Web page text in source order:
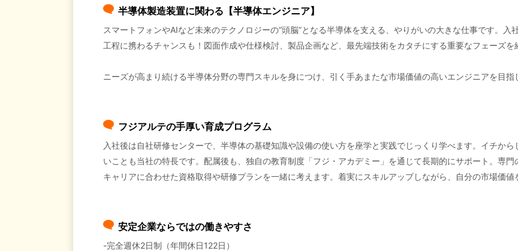
半導体製造装置に関わる【半導体エンジニア】
スマートフォンやAIなど未来のテクノロジーの“頭脳”となる半導体を支える、やりがいの大きな仕事です。
工程に携わるチャンスも！図面作成や仕様検討、製品企画など、最先端技術をカタチにする重要なフェーズを
ニーズが高まり続ける半導体分野の専門スキルを身につけ、引く手あまたな市場価値の高いエンジニアを目指
フジアルテの手厚い育成プログラム
入社後は自社研修センターで、半導体の基礎知識や設備の使い方を座学と実践でじっくり学べます。イチか
いことも当社の特長です。配属後も、独自の教育制度「フジ・アカデミー」を通じて長期的にサポート。専
キャリアに合わせた資格取得や研修プランを一緒に考えます。着実にスキルアップしながら、自分の市場価値
安定企業ならではの働きやすさ
-完全週休2日制（年間休日122日）